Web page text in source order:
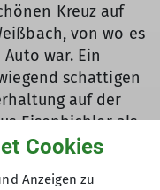
Kreuz auf
von wo es
war. Ein
schattigen
auf der
Eisenbichler als
bei
Cookies
Anzeigen zu